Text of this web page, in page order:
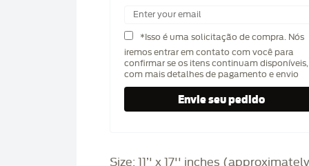
*Isso é uma solicitação de compra. Nós
iremos entrar em contato com você para
confirmar se os itens continuam disponíveis,
com mais detalhes de pagamento e envio
Size: 11’' x 17'' inches